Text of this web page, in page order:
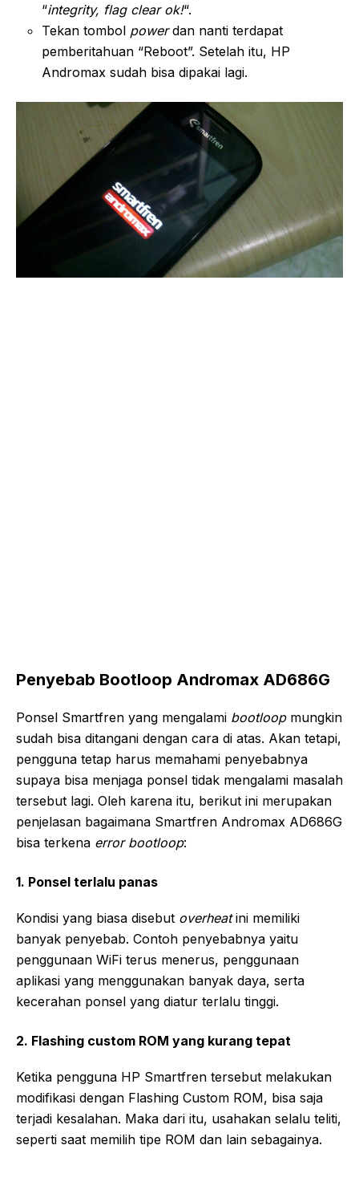
“integrity, flag clear ok!“.
Tekan tombol powerdan nanti terdapat
pemberitahuan “Reboot”. Setelah itu, HP
Andromax sudah bisa dipakai lagi.
Penyebab Bootloop Andromax AD686G
Ponsel Smartfren yang mengalami bootloopmungkin
sudah bisa ditangani dengan cara di atas. Akan tetapi,
pengguna tetap harus memahami penyebabnya
supaya bisa menjaga ponsel tidak mengalami masalah
tersebut lagi. Oleh karena itu, berikut ini merupakan
penjelasan bagaimana Smartfren Andromax AD686G
bisa terkena error bootloop:
1. Ponsel terlalu panas
Kondisi yang biasa disebut overheatini memiliki
banyak penyebab. Contoh penyebabnya yaitu
penggunaan WiFi terus menerus, penggunaan
aplikasi yang menggunakan banyak daya, serta
kecerahan ponsel yang diatur terlalu tinggi.
2. Flashing custom ROM yang kurang tepat
Ketika pengguna HP Smartfren tersebut melakukan
modifikasi dengan Flashing Custom ROM, bisa saja
terjadi kesalahan. Maka dari itu, usahakan selalu teliti,
seperti saat memilih tipe ROM dan lain sebagainya.